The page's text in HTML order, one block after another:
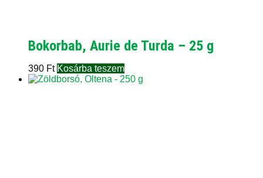
Bokorbab, Aurie de Turda – 25 g
390 Ft Kosárba teszem